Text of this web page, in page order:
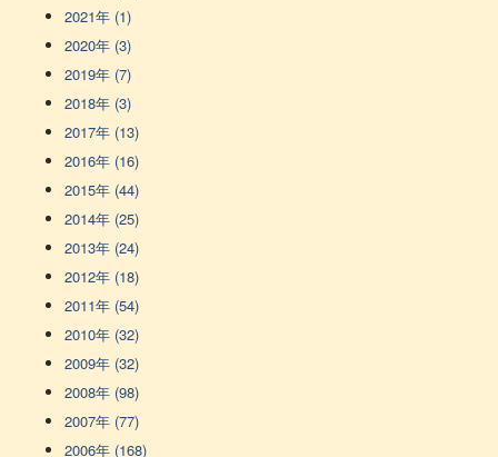
2021年 (1)
2020年 (3)
2019年 (7)
2018年 (3)
2017年 (13)
2016年 (16)
2015年 (44)
2014年 (25)
2013年 (24)
2012年 (18)
2011年 (54)
2010年 (32)
2009年 (32)
2008年 (98)
2007年 (77)
2006年 (168)